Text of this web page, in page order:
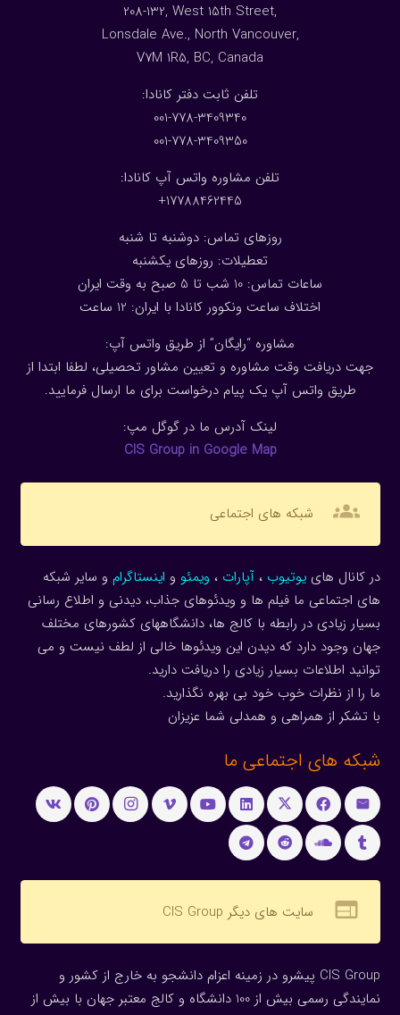
208-132, West 15th Street,
Lonsdale Ave., North Vancouver,
V7M 1R5, BC, Canada
:تلفن ثابت دفتر کانادا
001-778-3409340
001-778-3409350
تلفن مشاوره واتس آپ کانادا:
17788462445+
روزهای تماس: دوشنبه تا شنبه
تعطیلات: روزهای یکشنبه
ساعات تماس: 10 شب تا 5 صبح به وقت ایران
اختلاف ساعت ونکوور کانادا با ایران: 1 2 ساعت
مشاوره “رایگان” از طریق واتس آپ:
جهت دریافت وقت مشاوره و تعیین مشاور تحصیلی، لطفا ابتدا از
طریق واتس آپ یک پیام درخواست برای ما ارسال فرمایید.
لینک آدرس ما در گوگل مپ:
CIS Group in Google Map
groups شبکه های اجتماعی
در کانال هاییوتیوب ، آپارات ، ویمئو و اینستاگرام و سایر شبکه
های اجتماعی ما فیلم ها و ویدئوهای جذاب، دیدنی و اطلاع رسانی
بسیار زیادی در رابطه با کالج ها، دانشگاههای کشورهای مختلف
جهان وجود دارد که دیدن این ویدئوها خالی از لطف نیست و می
توانید اطلاعات بسیار زیادی را دریافت دارید.
ما را از نظرات خوب خود بی بهره نگذارید.
با تشکر از همراهی و همدلی شما عزیزان
شبکه های اجتماعی ما
web سایت های دیگر CIS Group
CIS Group پیشرو در زمینه اعزام دانشجو به خارج از کشور و
نمایندگی رسمی بیش از 100 دانشگاه و کالج معتبر جهان با بیش از